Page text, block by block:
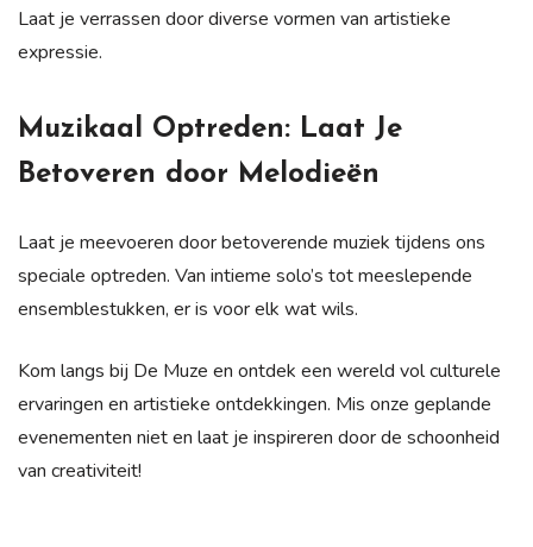
Laat je verrassen door diverse vormen van artistieke
expressie.
Muzikaal Optreden: Laat Je
Betoveren door Melodieën
Laat je meevoeren door betoverende muziek tijdens ons
speciale optreden. Van intieme solo’s tot meeslepende
ensemblestukken, er is voor elk wat wils.
Kom langs bij De Muze en ontdek een wereld vol culturele
ervaringen en artistieke ontdekkingen. Mis onze geplande
evenementen niet en laat je inspireren door de schoonheid
van creativiteit!